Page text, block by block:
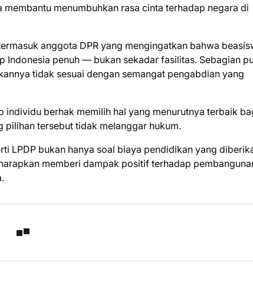
menumbuhkan rasa cinta terhadap negara di
anggota DPR yang mengingatkan bahwa
Indonesia penuh — bukan sekadar fasilitas. Sebagian
tidak sesuai dengan semangat pengabdian yang
individu berhak memilih hal yang menurutnya terbaik
pilihan tersebut tidak melanggar hukum.
LPDP bukan hanya soal biaya pendidikan yang
memberi dampak positif terhadap